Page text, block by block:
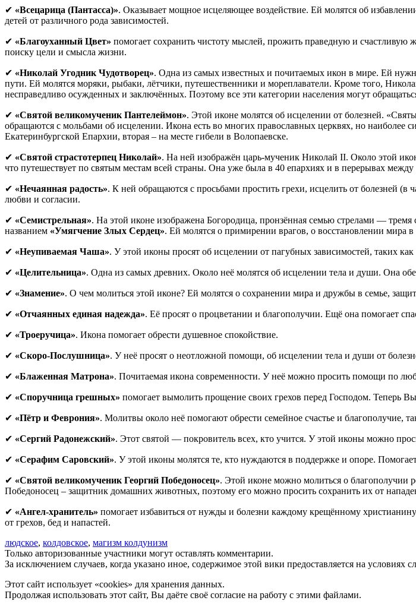
✔ «Всецарица (Пантасса)». Оказывает мощное исцеляющее воздействие. Ей молятся об
детей от различного рода зависимостей.
✔ «Благоуханный Цвет» помогает сохранить чистоту мыслей, прожить праведную и
поиску цели и смысла жизни.
✔ «Николай Угодник Чудотворец». Одна из самых известных и почитаемых икон в мире. Ей
пути. Ей молятся моряки, рыбаки, лётчики, путешественники и мореплаватели. Кроме того,
несправедливо осужденных и заключённых. Поэтому все эти категории населения могут
✔ «Святой великомученик Пантелеймон». Этой иконе молятся об исцелении от болезней.
обращаются с мольбами об исцелении. Икона есть во многих православных церквях, но наиболее
Екатеринбургской Епархии, вторая – на месте гибели в Волопаевске.
✔ «Святой страстотерпец Николай». На ней изображён царь-мученик Николай II. Около этой
что путешествует по святым местам всей страны. Она уже была в 40 епархиях и в перерывах
✔ «Нечаянная радость». К ней обращаются с просьбами простить грехи, исцелить от болезней (в
любви и согласии.
✔ «Семистрельная». На этой иконе изображена Богородица, пронзённая семью стрелами —
названием «Умягчение Злых Сердец». Ей молятся о примирении врагов, о восстановлении
✔ «Неупиваемая Чаша». У этой иконы просят об исцелении от пагубных зависимостей, таких
✔ «Целительница». Одна из самых древних. Около неё молятся об исцелении тела и души. Она
✔ «Знамение». О чем молиться этой иконе? Ей молятся о сохранении мира и дружбы в семье,
✔ «Отчаянных единая надежда». Её просят о процветании и благополучии. Ещё она помогает
✔ «Троеручица». Икона помогает обрести душевное спокойствие.
✔ «Скоро-Послушница». У неё просят о неотложной помощи, об исцелении тела и души от
✔ «Блаженная Матрона». Почитаемая икона современности. У неё можно просить помощи по
✔ «Споручница грешных» помогает вымолить прощение своих грехов перед Господом. Теперь
✔ «Пётр и Феврония». Молитвы около неё помогают обрести семейное счастье и благополучие,
✔ «Сергий Радонежский». Этот святой — покровитель всех, кто учится. У этой иконы можно
✔ «Серафим Саровский». У этой иконы молятся те, кто нуждаются в поддержке и опоре.
✔ «Святой великомученик Георгий Победоносец». Этой иконе можно молиться о благополучии
Победоносец – защитник домашних животных, поэтому его можно просить сохранить их от
✔ «Ангел-хранитель» помогает избавиться от нужды и болезни каждому крещённому
от грехов, бед и напастей.
людское, колдовское, магизм колдунизм
Только авторизованные участники могут оставлять комментарии.
За исключением случаев, когда указано иное, содержимое этой вики предоставляется на условиях
Этот сайт использует «cookies» для хранения данных.
Продолжая использовать этот сайт, Вы даёте своё согласие на работу с этими файлами.